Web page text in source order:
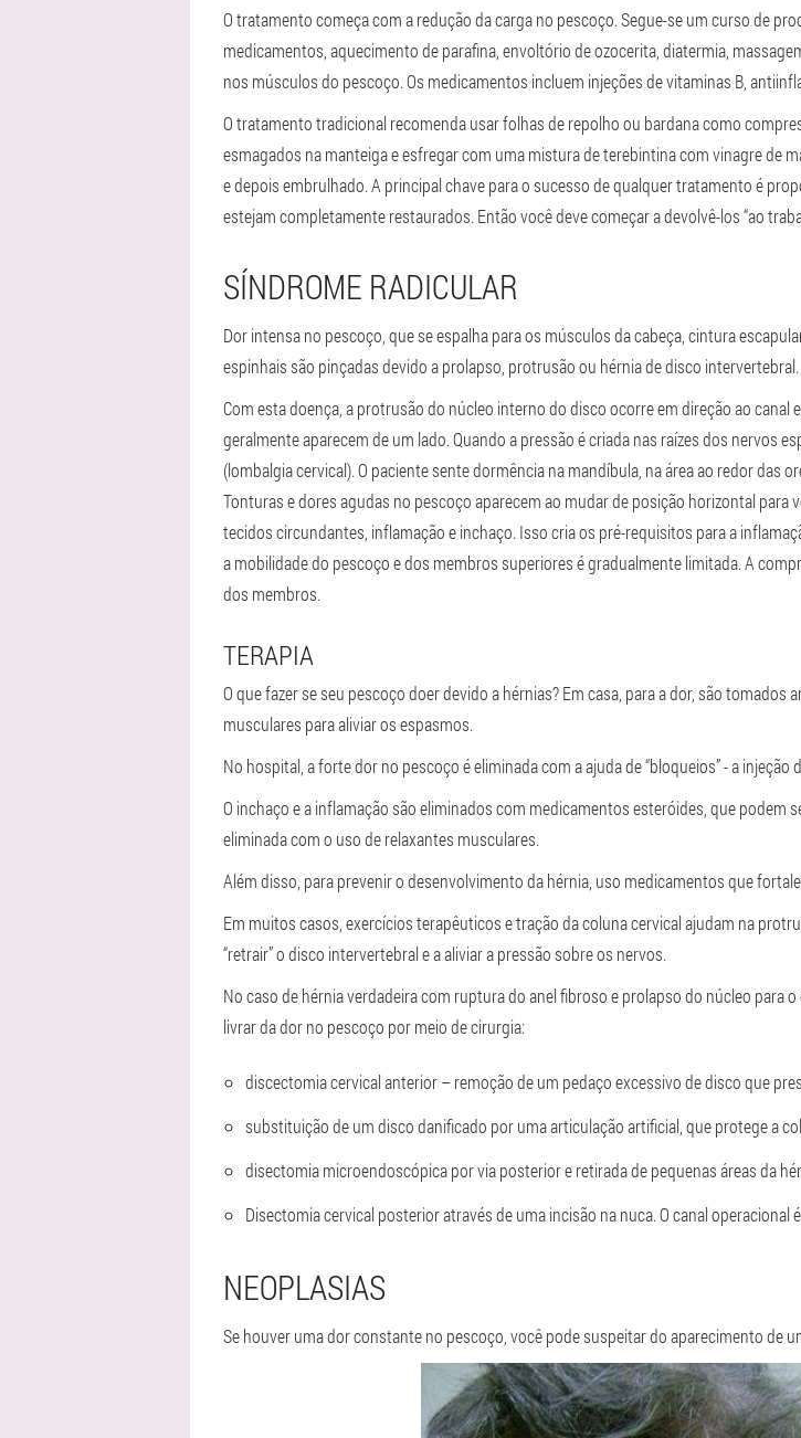
O tratamento começa com a redução da carga no pescoço. Segue-se um curso de
medicamentos, aquecimento de parafina, envoltório de ozocerita, diatermia,
nos músculos do pescoço. Os medicamentos incluem injeções de vitaminas B,
O tratamento tradicional recomenda usar folhas de repolho ou bardana como
esmagados na manteiga e esfregar com uma mistura de terebintina com vinagre de
e depois embrulhado. A principal chave para o sucesso de qualquer tratamento é
estejam completamente restaurados. Então você deve começar a devolvê-los “ao
SÍNDROME RADICULAR
Dor intensa no pescoço, que se espalha para os músculos da cabeça, cintura
espinhais são pinçadas devido a prolapso, protrusão ou hérnia de disco intervertebral.
Com esta doença, a protrusão do núcleo interno do disco ocorre em direção ao
geralmente aparecem de um lado. Quando a pressão é criada nas raízes dos nervos
(lombalgia cervical). O paciente sente dormência na mandíbula, na área ao redor das
Tonturas e dores agudas no pescoço aparecem ao mudar de posição horizontal
tecidos circundantes, inflamação e inchaço. Isso cria os pré-requisitos para a
a mobilidade do pescoço e dos membros superiores é gradualmente limitada. A
dos membros.
TERAPIA
O que fazer se seu pescoço doer devido a hérnias? Em casa, para a dor, são
musculares para aliviar os espasmos.
No hospital, a forte dor no pescoço é eliminada com a ajuda de “bloqueios” - a injeção
O inchaço e a inflamação são eliminados com medicamentos esteróides, que podem
eliminada com o uso de relaxantes musculares.
Além disso, para prevenir o desenvolvimento da hérnia, uso medicamentos que
Em muitos casos, exercícios terapêuticos e tração da coluna cervical ajudam na
“retrair” o disco intervertebral e a aliviar a pressão sobre os nervos.
No caso de hérnia verdadeira com ruptura do anel fibroso e prolapso do núcleo para
livrar da dor no pescoço por meio de cirurgia:
discectomia cervical anterior – remoção de um pedaço excessivo de disco que
substituição de um disco danificado por uma articulação artificial, que protege a
disectomia microendoscópica por via posterior e retirada de pequenas áreas da
Disectomia cervical posterior através de uma incisão na nuca. O canal
NEOPLASIAS
Se houver uma dor constante no pescoço, você pode suspeitar do aparecimento de